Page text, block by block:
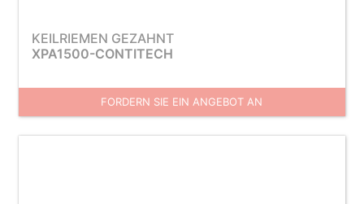
KEILRIEMEN GEZAHNT
XPA1500-CONTITECH
FORDERN SIE EIN ANGEBOT AN